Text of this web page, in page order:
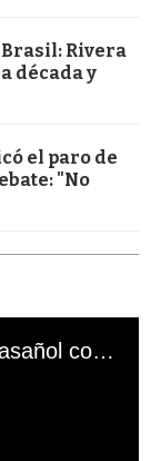
Rivera
década y
el paro de
"No
El mal momento de Yanina Gasañol con un hincha argentino en "Subrayado"